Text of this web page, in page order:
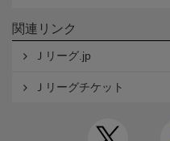
関連リンク
Ｊリーグ.jp
Ｊリーグチケット